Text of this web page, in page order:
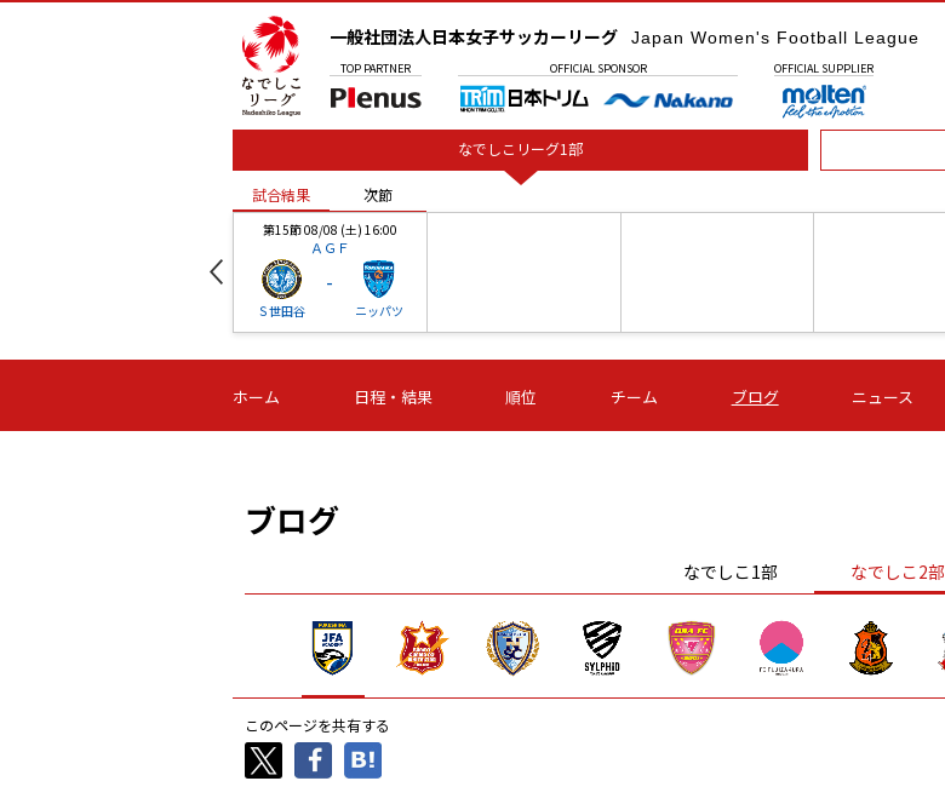
一般社団法人日本女子サッカーリーグ Japan Women's Football League
TOP PARTNER OFFICIAL SPONSOR OFFICIAL SUPPLIER
なでしこリーグ1部
試合結果 次節
第15節 08/08 (土) 16:00
ＡＧＦ
Ｓ世田谷
-
ニッパツ
-
第16節 09/05 (土) 15:00
ニッパツ
-
第16節 09/05 (土) 15:00
石人の星
-
第16節 09/05 (土) 16:00
ＡＧＦ
-
いちご
-
試合結果 次節
ホーム 日程・結果 順位 チーム ブログ ニュース
ブログ
なでしこ1部 なでしこ2部
このページを共有する